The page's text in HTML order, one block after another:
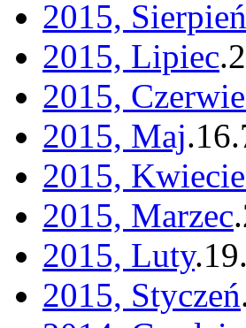
2015, Sierpień
2015, Lipiec.
2015,
2015, Maj.16.
2015,
2015, Marzec.
2015, Luty.19.
2015, Styczeń